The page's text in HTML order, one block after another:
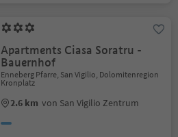
Apartments Ciasa Soratru -
Bauernhof
Enneberg Pfarre, San Vigilio, Dolomitenregion
Kronplatz
2.6 km von San Vigilio Zentrum